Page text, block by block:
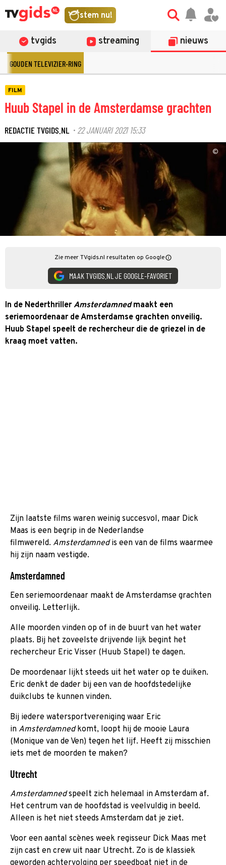
stem nu!
tvgids streaming nieuws
GOUDEN TELEVIZIER-RING
FILM
Huub Stapel in de Amsterdamse grachten
REDACTIE TVGIDS.NL· 22 JANUARI 2021 15:33
©
Zie meer TVgids.nl resultaten op Google
MAAK TVGIDS.NL JE GOOGLE-FAVORIET
In de Nederthriller Amsterdamnedmaakt een
seriemoordenaar de Amsterdamse grachten onveilig.
Huub Stapel speelt de rechercheur die de griezel in de
kraag moet vatten.
Zijn laatste films waren weinig succesvol, maar Dick
Maas is een begrip in de Nederlandse
filmwereld. Amsterdamnedis een van de films waarmee
hij zijn naam vestigde.
Amsterdamned
Een seriemoordenaar maakt de Amsterdamse grachten
onveilig. Letterlijk.
Alle moorden vinden op of in de buurt van het water
plaats. Bij het zoveelste drijvende lijk begint het
rechercheur Eric Visser (Huub Stapel) te dagen.
De moordenaar lijkt steeds uit het water op te duiken.
Eric denkt de dader bij een van de hoofdstedelijke
duikclubs te kunnen vinden.
Bij iedere watersportvereniging waar Eric
in Amsterdamnedkomt, loopt hij de mooie Laura
(Monique van de Ven) tegen het lijf. Heeft zij misschien
iets met de moorden te maken?
Utrecht
Amsterdamnedspeelt zich helemaal in Amsterdam af.
Het centrum van de hoofdstad is veelvuldig in beeld.
Alleen is het niet steeds Amsterdam dat je ziet.
Voor een aantal scènes week regisseur Dick Maas met
zijn cast en crew uit naar Utrecht. Zo is de klassiek
geworden achtervolging per speedboat niet in de